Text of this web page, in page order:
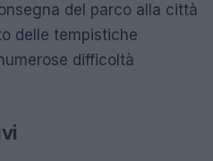
del parco alla città
delle tempistiche
difficoltà